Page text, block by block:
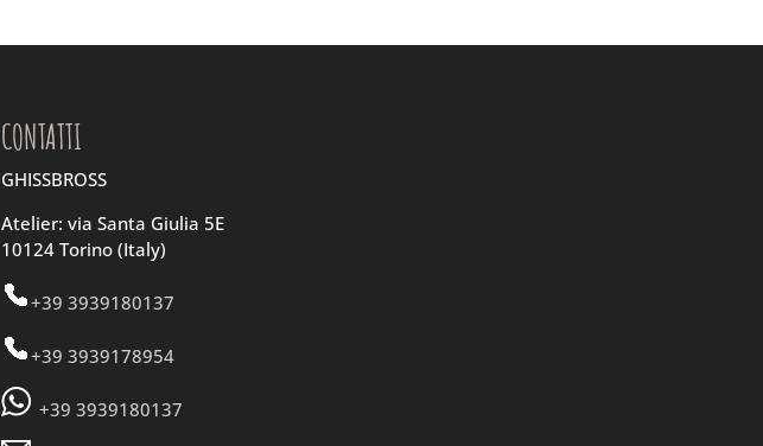
CONTATTI
GHISSBROSS
Atelier: via Santa Giulia 5E
10124 Torino (Italy)
+39 3939180137
+39 3939178954
+39 3939180137